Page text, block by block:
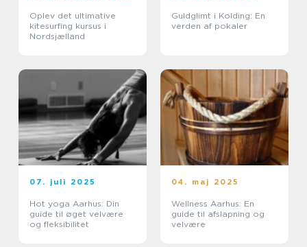
Oplev det ultimative
kitesurfing kursus i
Nordsjælland
Guldglimt i Kolding: En
verden af pokaler
07. juli 2025
Hot yoga Aarhus: Din
guide til øget velvære
og fleksibilitet
04. maj 2025
Wellness Aarhus: En
guide til afslapning og
velvære